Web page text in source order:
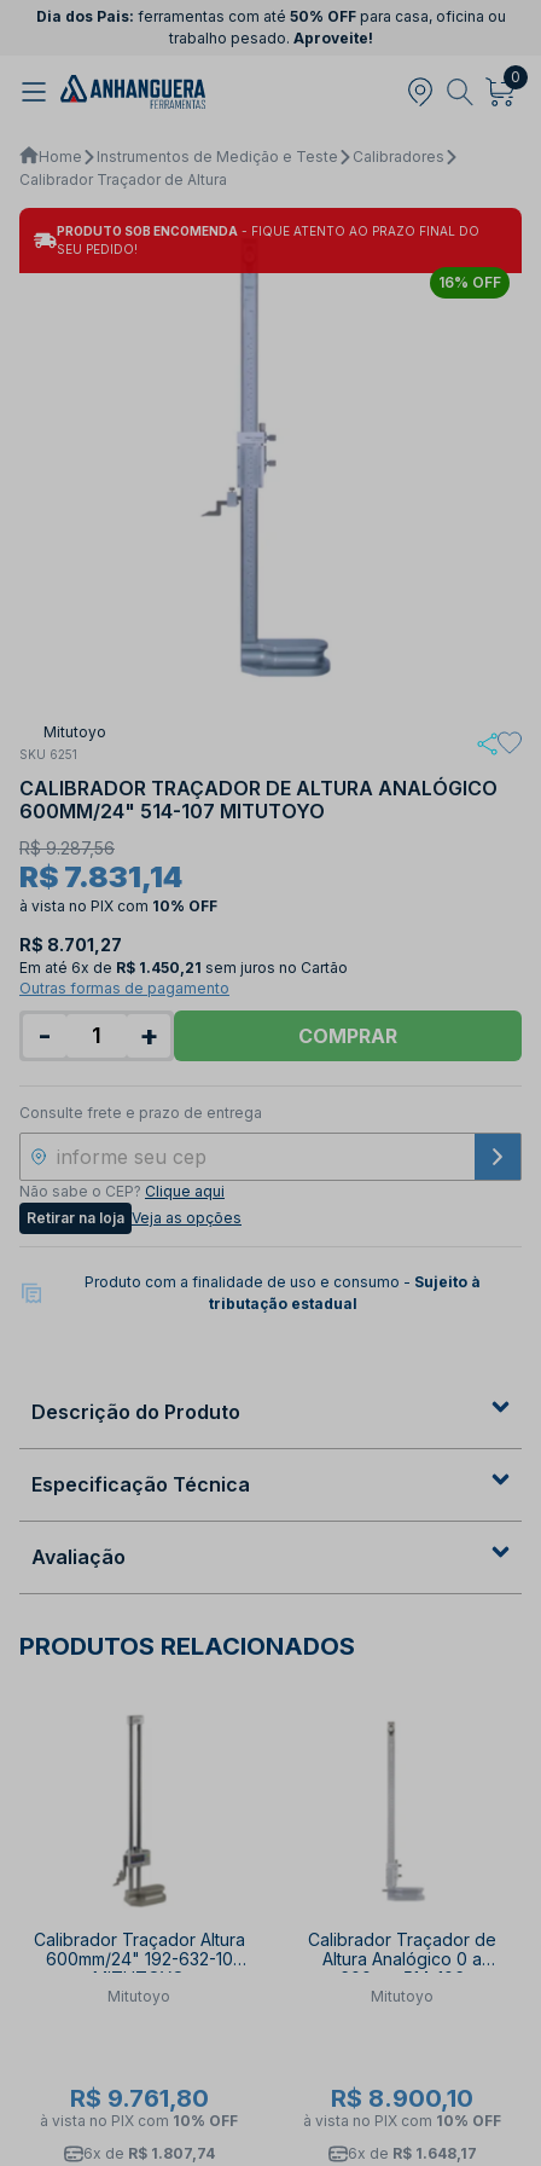
Dia dos Pais: ferramentas com até 50% OFFpara casa, oficina ou
trabalho pesado. Aproveite!
0
Home Instrumentos de Medição e Teste
Calibradores
Calibrador Traçador de Altura
PRODUTO SOB ENCOMENDA - FIQUE ATENTO AO PRAZO FINAL DO
SEU PEDIDO!
16% OFF
Mitutoyo
SKU 6251
CALIBRADOR TRAÇADOR DE ALTURA ANALÓGICO
600MM/24" 514-107 MITUTOYO
R$ 9.287,56
R$ 7.831,14
à vista no PIX com 10% OFF
R$ 8.701,27
Em até 6x de R$ 1.450,21 sem juros no Cartão
Outras formas de pagamento
- + COMPRAR
Consulte frete e prazo de entrega
Não sabe o CEP? Clique aqui
Retirar na loja Veja as opções
Produto com a finalidade de uso e consumo - Sujeito à
tributação estadual
Descrição do Produto
Especificação Técnica
Avaliação
PRODUTOS RELACIONADOS
Calibrador Traçador Altura
600mm/24" 192-632-10
MITUTOYO
Mitutoyo
R$ 9.761,80
à vista no PIX com 10% OFF
6x de R$ 1.807,74
Calibrador Traçador de
Altura Analógico 0 a
600mm 514-106
MITUTOYO
Mitutoyo
R$ 8.900,10
à vista no PIX com 10% OFF
6x de R$ 1.648,17